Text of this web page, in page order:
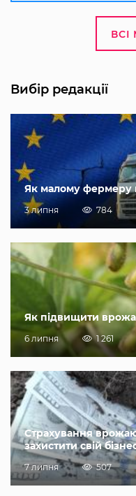
ВСІ
Вибір редакції
Як малому фермеру
3 липня 784
Як підвищити
6 липня 1 261
Страхування
захистити свій
7 липня 507